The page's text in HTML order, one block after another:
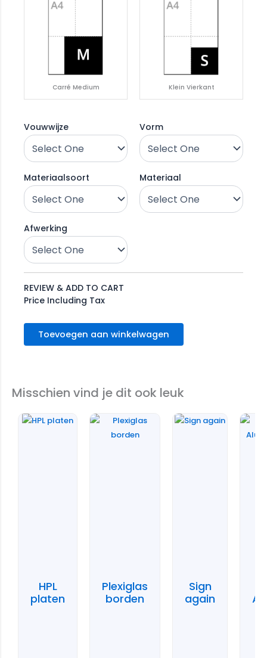
Carré Medium Klein Vierkant
Vouwwijze Vorm
Materiaalsoort Materiaal
Afwerking
REVIEW & ADD TO CART
Price Including Tax
Toevoegen aan winkelwagen
Misschien vind je dit ook leuk
HPL
platen
Plexiglas
borden
Sign
again